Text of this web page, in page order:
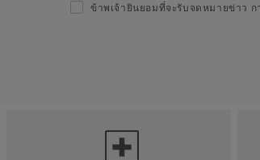
ข้าพเจ้ายินยอมที่จะรับจดหมายข่าว ก